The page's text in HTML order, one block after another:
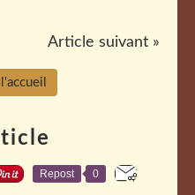
Article suivant »
Repost 0